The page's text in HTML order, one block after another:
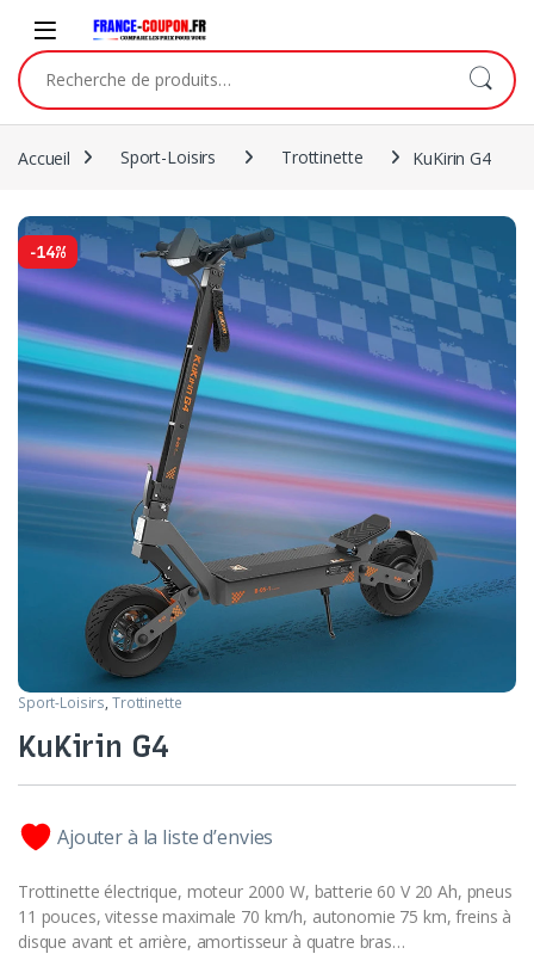
Accueil Sport-Loisirs Trottinette KuKirin G4
-14%
Sport-Loisirs, Trottinette
KuKirin G4
Ajouter à la liste d’envies
Trottinette électrique, moteur 2000 W, batterie 60 V 20 Ah, pneus
11 pouces, vitesse maximale 70 km/h, autonomie 75 km, freins à
disque avant et arrière, amortisseur à quatre bras…